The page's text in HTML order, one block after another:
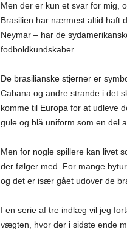
Men der er kun et svar for mig,
Brasilien har nærmest altid haft
Neymar – har de
fodboldkundskaber.
De brasilianske stjerner er
Cabana og andre strande i det
komme til Europa for at udleve
gule og blå uniform som en del
Men for nogle spillere kan livet
der følger med. For mange
og det er især gået udover de
I en serie af tre indlæg vil jeg
vægten, hvor der i sidste ende